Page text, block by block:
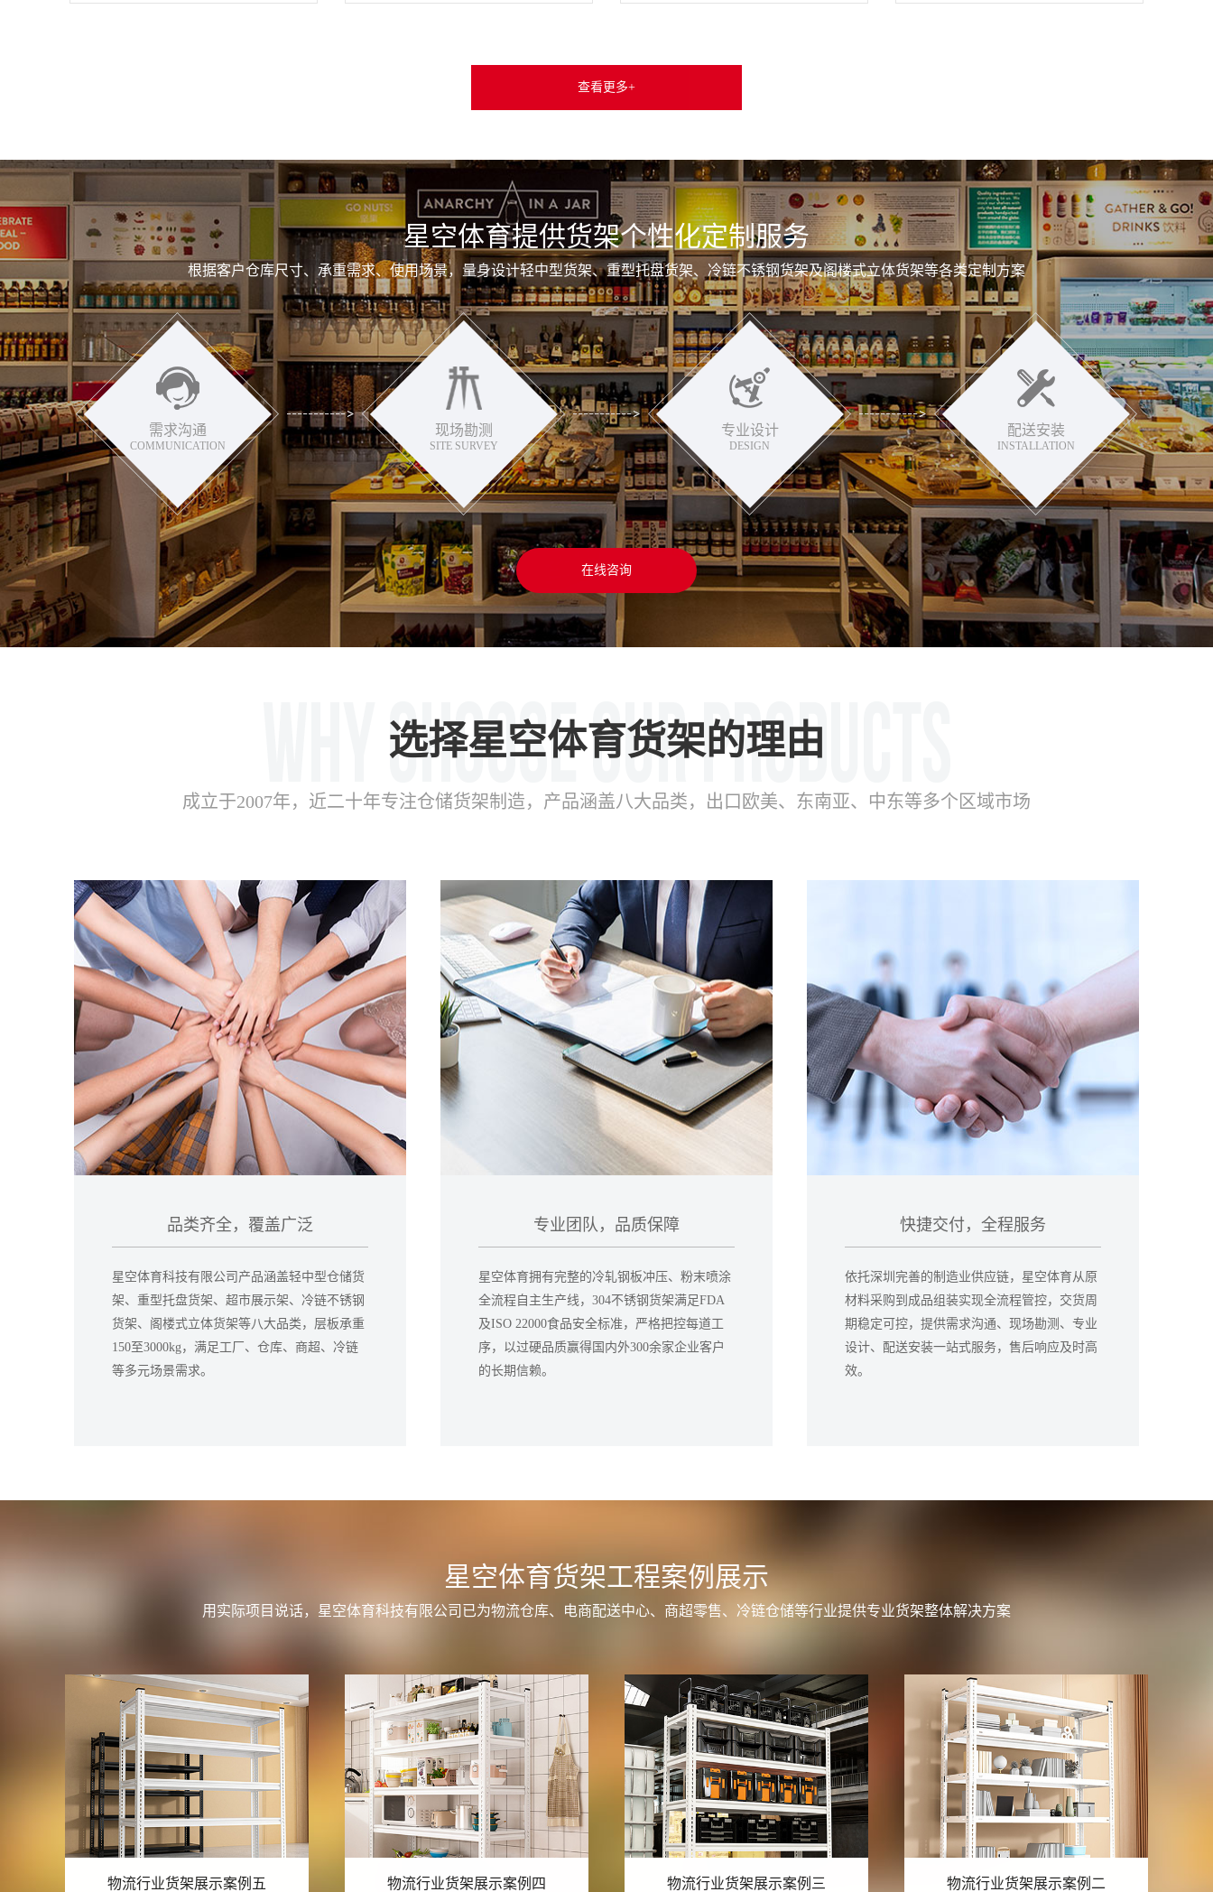
查看更多+
星空体育提供货架个性化定制服务
根据客户仓库尺寸、承重需求、使用场景，量身设计轻中型货架、重型托盘货架、冷链不锈钢货架及阁楼式立体货架等各类定制方案
需求沟通
COMMUNICATION
现场勘测
SITE SURVEY
专业设计
DESIGN
配送安装
INSTALLATION
在线咨询
选择星空体育货架的理由
成立于2007年，近二十年专注仓储货架制造，产品涵盖八大品类，出口欧美、东南亚、中东等多个区域市场
品类齐全，覆盖广泛
星空体育科技有限公司产品涵盖轻中型仓储货
架、重型托盘货架、超市展示架、冷链不锈钢
货架、阁楼式立体货架等八大品类，层板承重
150至3000kg，满足工厂、仓库、商超、冷链
等多元场景需求。
专业团队，品质保障
星空体育拥有完整的冷轧钢板冲压、粉末喷涂
全流程自主生产线，304不锈钢货架满足FDA
及ISO 22000食品安全标准，严格把控每道工
序，以过硬品质赢得国内外300余家企业客户
的长期信赖。
快捷交付，全程服务
依托深圳完善的制造业供应链，星空体育从原
材料采购到成品组装实现全流程管控，交货周
期稳定可控，提供需求沟通、现场勘测、专业
设计、配送安装一站式服务，售后响应及时高
效。
星空体育货架工程案例展示
用实际项目说话，星空体育科技有限公司已为物流仓库、电商配送中心、商超零售、冷链仓储等行业提供专业货架整体解决方案
物流行业货架展示案例四 物流行业货架展示案例三 物流行业货架展示案例二 物流行业货架展示案例一